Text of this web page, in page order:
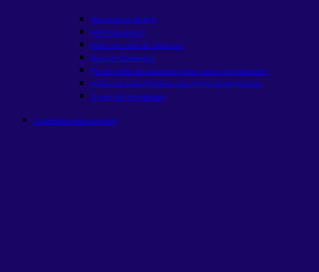
Metodologia Buffett
ARCA funciona?
Bolsa vs. corte da Selicnovo
Guia de Dividendos
Fiis em ciclos de queda de juros: como se posicionar?
Ações da bolsa brasileira que nunca deram prejuízo
O que são memecoins
Conteúdos Educacionais